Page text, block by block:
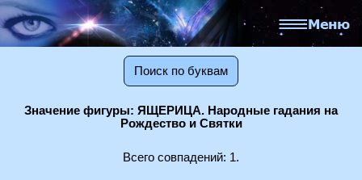
Поиск по буквам
Значение фигуры: ЯЩЕРИЦА. Народные гадания на
Рождество и Святки
Всего совпадений: 1.